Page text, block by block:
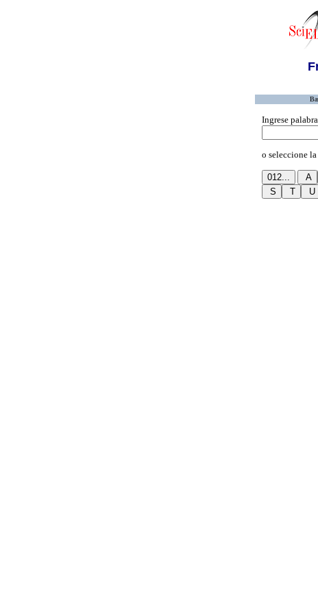
Ingrese
o seleccione